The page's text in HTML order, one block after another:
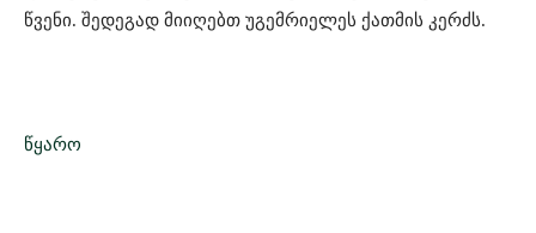
წვენი. შედეგად მიიღებთ უგემრიელეს ქათმის კერძს.
წყარო